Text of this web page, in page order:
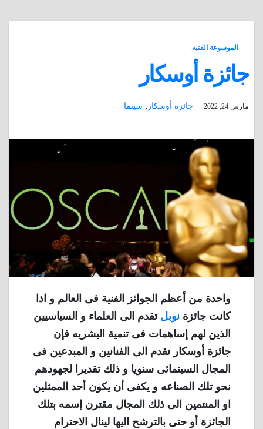
الموسوعة الفنيه
جائزة أوسكار
مارس 24, 2022 جائزة أوسكار , سينما
واحدة من أعظم الجوائز الفنية فى العالم و اذا
كانت جائزة نوبل تقدم الى العلماء و السياسيين
الذين لهم إساهمات فى تنمية البشريه فإن
جائزة أوسكار تقدم الى الفنانين و المبدعين فى
المجال السينمائى سنويا و ذلك تقديرا لجهودهم
نحو تلك الصناعه و يكفى أن يكون أحد الممثلين
او المنتمين الى ذلك المجال مقترن إسمه بتلك
الجائزة أو حتى بالترشح اليها لينال الاحترام